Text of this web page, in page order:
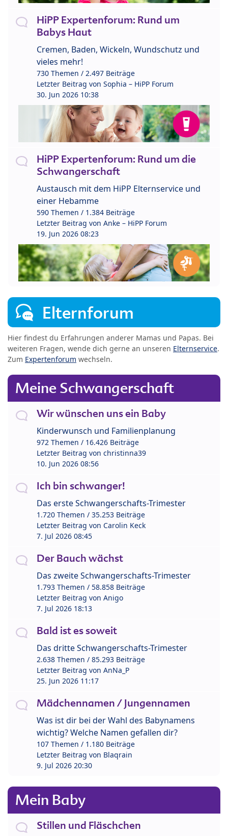
HiPP Expertenforum: Rund um
Babys Haut
Cremen, Baden, Wickeln, Wundschutz und
vieles mehr!
730 Themen / 2.497 Beiträge
Letzter Beitrag von Sophia – HiPP Forum
30. Jun 2026 10:38
HiPP Expertenforum: Rund um die
Schwangerschaft
Austausch mit dem HiPP Elternservice und
einer Hebamme
590 Themen / 1.384 Beiträge
Letzter Beitrag von Anke – HiPP Forum
19. Jun 2026 08:23
Elternforum
Hier findest du Erfahrungen anderer Mamas und Papas. Bei
weiteren Fragen, wende dich gerne an unseren Elternservice.
Zum Expertenforum wechseln.
Meine Schwangerschaft
Wir wünschen uns ein Baby
Kinderwunsch und Familienplanung
972 Themen / 16.426 Beiträge
Letzter Beitrag von christinna39
10. Jun 2026 08:56
Ich bin schwanger!
Das erste Schwangerschafts-Trimester
1.720 Themen / 35.253 Beiträge
Letzter Beitrag von Carolin Keck
7. Jul 2026 08:45
Der Bauch wächst
Das zweite Schwangerschafts-Trimester
1.793 Themen / 58.858 Beiträge
Letzter Beitrag von Anigo
7. Jul 2026 18:13
Bald ist es soweit
Das dritte Schwangerschafts-Trimester
2.638 Themen / 85.293 Beiträge
Letzter Beitrag von AnNa_P
25. Jun 2026 11:17
Mädchennamen / Jungennamen
Was ist dir bei der Wahl des Babynamens
wichtig? Welche Namen gefallen dir?
107 Themen / 1.180 Beiträge
Letzter Beitrag von Blaqrain
9. Jul 2026 20:30
Mein Baby
Stillen und Fläschchen